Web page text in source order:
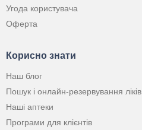
Угода користувача
Оферта
Корисно знати
Наш блог
Пошук і онлайн-резервування ліків
Наші аптеки
Програми для клієнтів